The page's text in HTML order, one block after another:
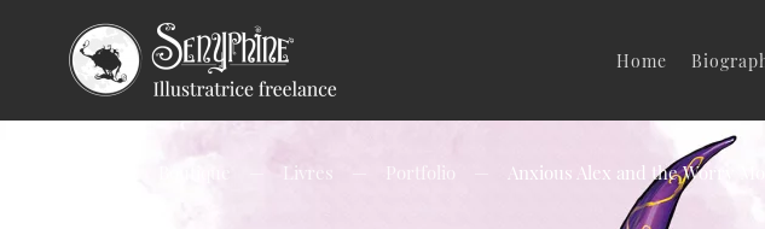
Home
Livres Portfolio Anxious Alex and the Worry